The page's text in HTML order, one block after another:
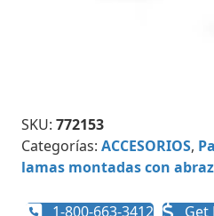
SKU: 772153
Categorías: ACCESORIOS,
lamas montadas con
1-800-663-3412 Get